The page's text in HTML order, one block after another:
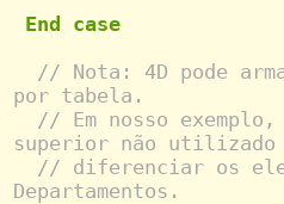
End case
// Nota: 4D pode
por tabela.
// Em nosso
superior não utilizado
// diferenciar os
Departamentos.